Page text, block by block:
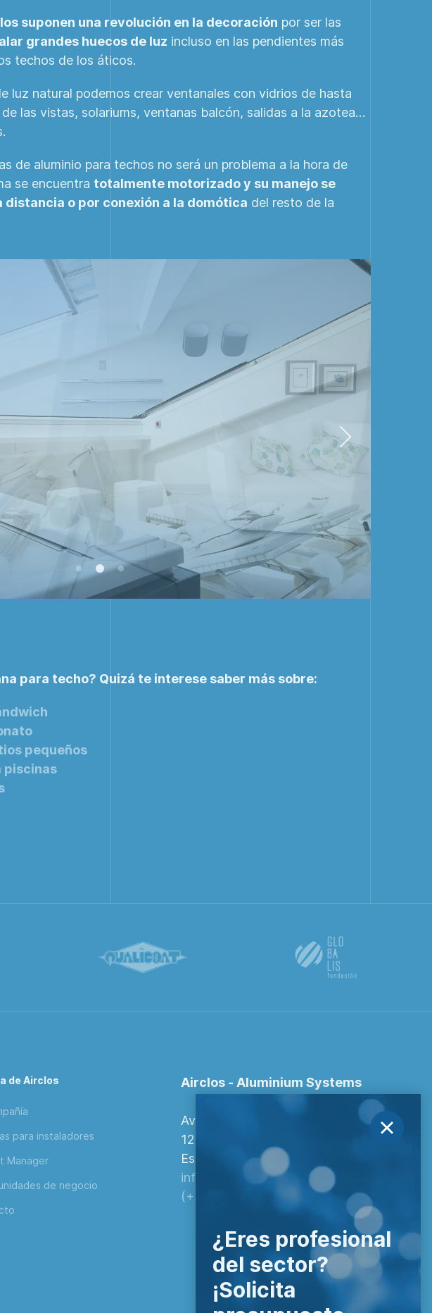
suponen una revolución en la decoración por ser las
grandes huecos de luz incluso en las pendientes más
techos de los áticos.
luz natural podemos crear ventanales con vidrios de hasta
las vistas, solariums, ventanas balcón, salidas a la azotea…
de aluminio para techos no será un problema a la hora de
se encuentra totalmente motorizado y su manejo se
distancia o por conexión a la domótica del resto de la
para techo? Quizá te interese saber más sobre:
pequeños
piscinas
de Airclos
para instaladores
Manager
de negocio
Airclos - Aluminium Systems
Avenida Europa, 103
12006 Castellón de la Plana,
España.
info@airclos.com
(+34) 964 260 849
¿Eres profesional
del sector?
¡Solicita